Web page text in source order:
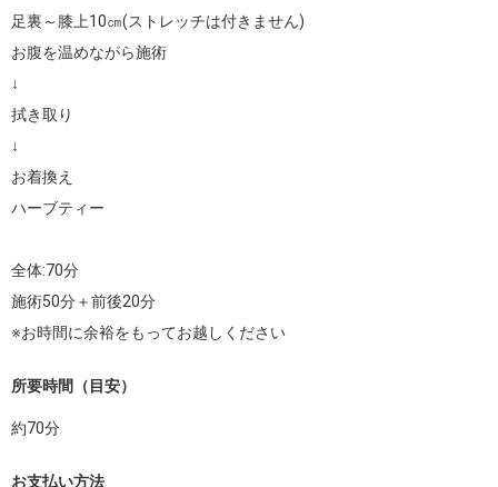
足裏～膝上10㎝(ストレッチは付きません)
お腹を温めながら施術
↓
拭き取り
↓
お着換え
ハーブティー
全体:70分
施術50分＋前後20分
※お時間に余裕をもってお越しください
所要時間（目安）
約70分
お支払い方法